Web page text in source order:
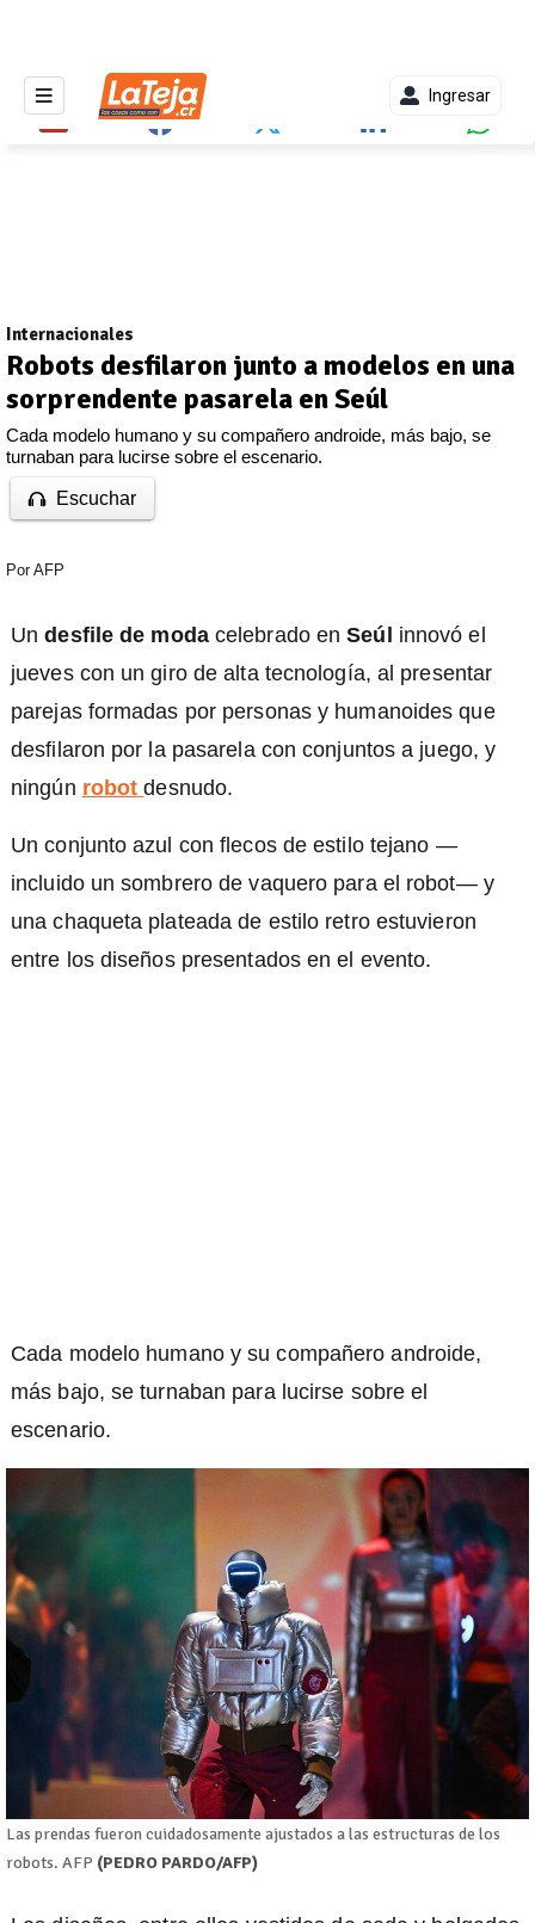
Ingresar
Internacionales
Robots desfilaron junto a modelos en una
sorprendente pasarela en Seúl
Cada modelo humano y su compañero androide, más bajo, se
turnaban para lucirse sobre el escenario.
Escuchar
Por AFP
Undesfile de moda celebrado enSeúl
innovó el
jueves con un giro de alta tecnología, al presentar
parejas formadas por personas y humanoides que
desfilaron por la pasarela con conjuntos a juego, y
ningún robot desnudo.
Un conjunto azul con flecos de estilo tejano —
incluido un sombrero de vaquero para el robot— y
una chaqueta plateada de estilo retro estuvieron
entre los diseños presentados en el evento.
Cada modelo humano y su compañero androide,
más bajo, se turnaban para lucirse sobre el
escenario.
Las prendas fueron cuidadosamente ajustados a las estructuras de los
robots. AFP (PEDRO PARDO/AFP)